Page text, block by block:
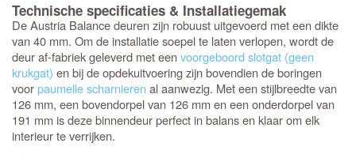
Technische specificaties & Installatiegemak
De Austria Balance deuren zijn robuust uitgevoerd met een dikte
van 40 mm. Om de installatie soepel te laten verlopen, wordt de
deur af-fabriek geleverd met eenvoorgeboord slotgat (geen
krukgat) en bij de opdekuitvoering zijn bovendien de boringen
voorpaumelle scharnieren al aanwezig. Met een stijlbreedte van
126 mm, een bovendorpel van 126 mm en een onderdorpel van
191 mm is deze binnendeur perfect in balans en klaar om elk
interieur te verrijken.